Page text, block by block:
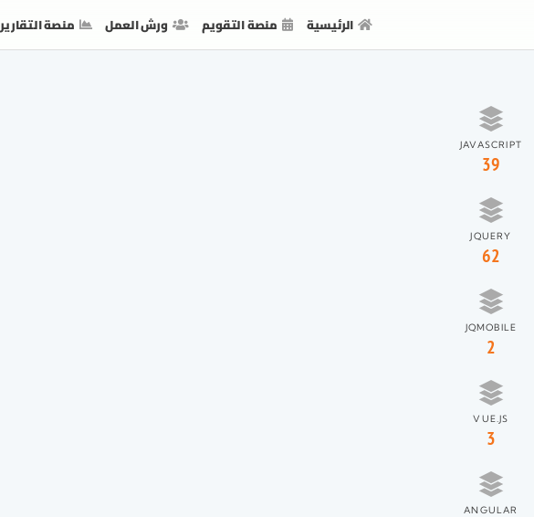
الرئيسية منصة التقويم ورش العمل منصة التقارير
JAVASCRIPT
39
JQUERY
62
JQMOBILE
2
VUE.JS
3
ANGULAR